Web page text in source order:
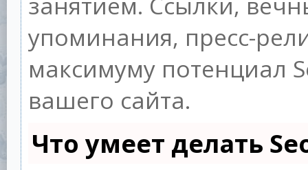
упоминания, пресс-
максимуму потенциал
вашего сайта.
Что умеет делать